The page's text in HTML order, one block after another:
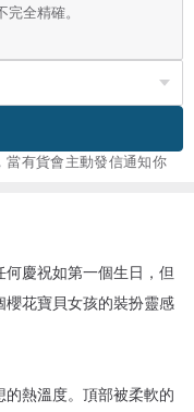
全精確。
當有貨會主動發信通知你
慶祝如第一個生日，但
花寶貝女孩的裝扮靈感
熱溫度。頂部被柔軟的